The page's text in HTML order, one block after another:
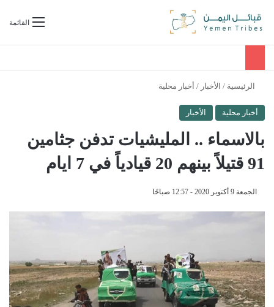
القائمةبحث عن
الرئيسية / الأخبار / أخبار محلية
أخبار محلية الأخبار
بالاسماء .. المليشيات تدفن جثامين
91 قتيلاً بينهم 20 قيادياً في 7 ايام
الجمعة 9 أكتوبر 2020 - 12:57 صباحًا